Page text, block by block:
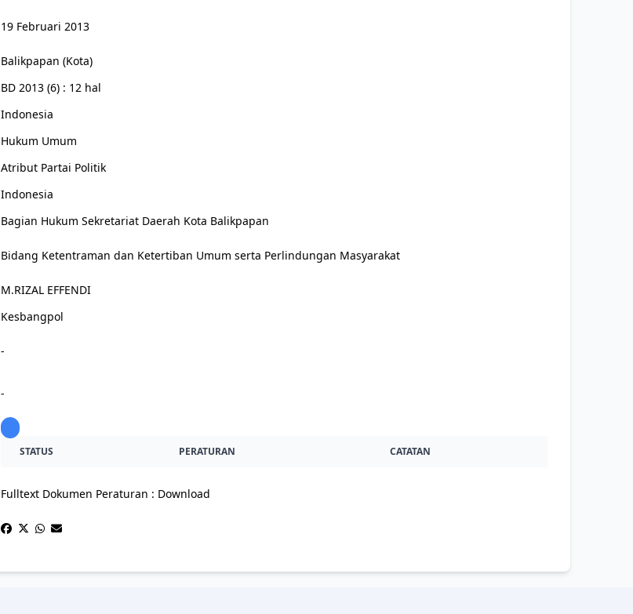
19 Februari 2013
Balikpapan (Kota)
BD 2013 (6) : 12 hal
Indonesia
Hukum Umum
Atribut Partai Politik
Indonesia
Bagian Hukum Sekretariat Daerah Kota Balikpapan
Bidang Ketentraman dan Ketertiban Umum serta Perlindungan Masyarakat
M.RIZAL EFFENDI
Kesbangpol
-
-
STATUS PERATURAN CATATAN
Fulltext Dokumen Peraturan : Download